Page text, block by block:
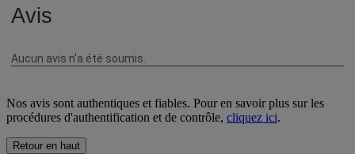
Nos avis sont authentiques et fiables. Pour en savoir plus sur les
procédures d'authentification et de contrôle, cliquez ici.
Retour en haut